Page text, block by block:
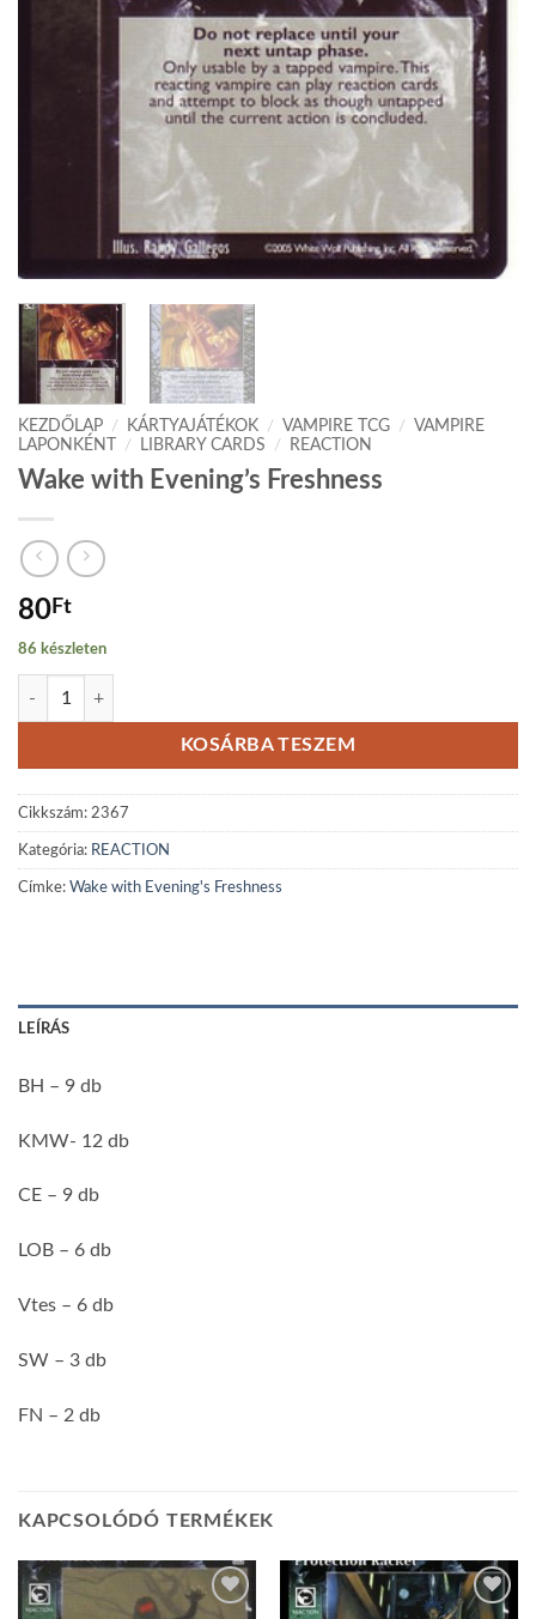
KEZDŐLAP / KÁRTYAJÁTÉKOK / VAMPIRE TCG / VAMPIRE
LAPONKÉNT
/ LIBRARY CARDS / REACTION
Wake with Evening’s Freshness
80Ft
86 készleten
Wake with Evening's Freshness mennyiség
KOSÁRBA TESZEM
Cikkszám: 2367
Kategória: REACTION
Címke: Wake with Evening's Freshness
LEÍRÁS
BH – 9 db
KMW- 12 db
CE – 9 db
LOB – 6 db
Vtes – 6 db
SW – 3 db
FN – 2 db
KAPCSOLÓDÓ TERMÉKEK